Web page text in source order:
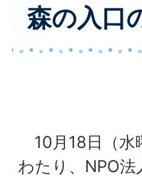
森の入口
10月18日（水
わたり、NPO